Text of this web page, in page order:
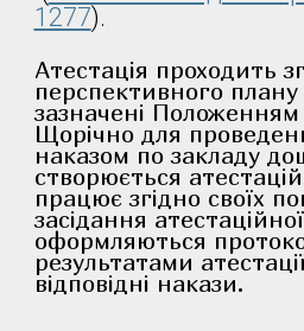
1277).
Атестація проходить
перспективного плану
зазначені
Щорічно для
наказом по закладу
створюється
працює згідно своїх
засідання атестаційної
оформляються
результатами
відповідні накази.